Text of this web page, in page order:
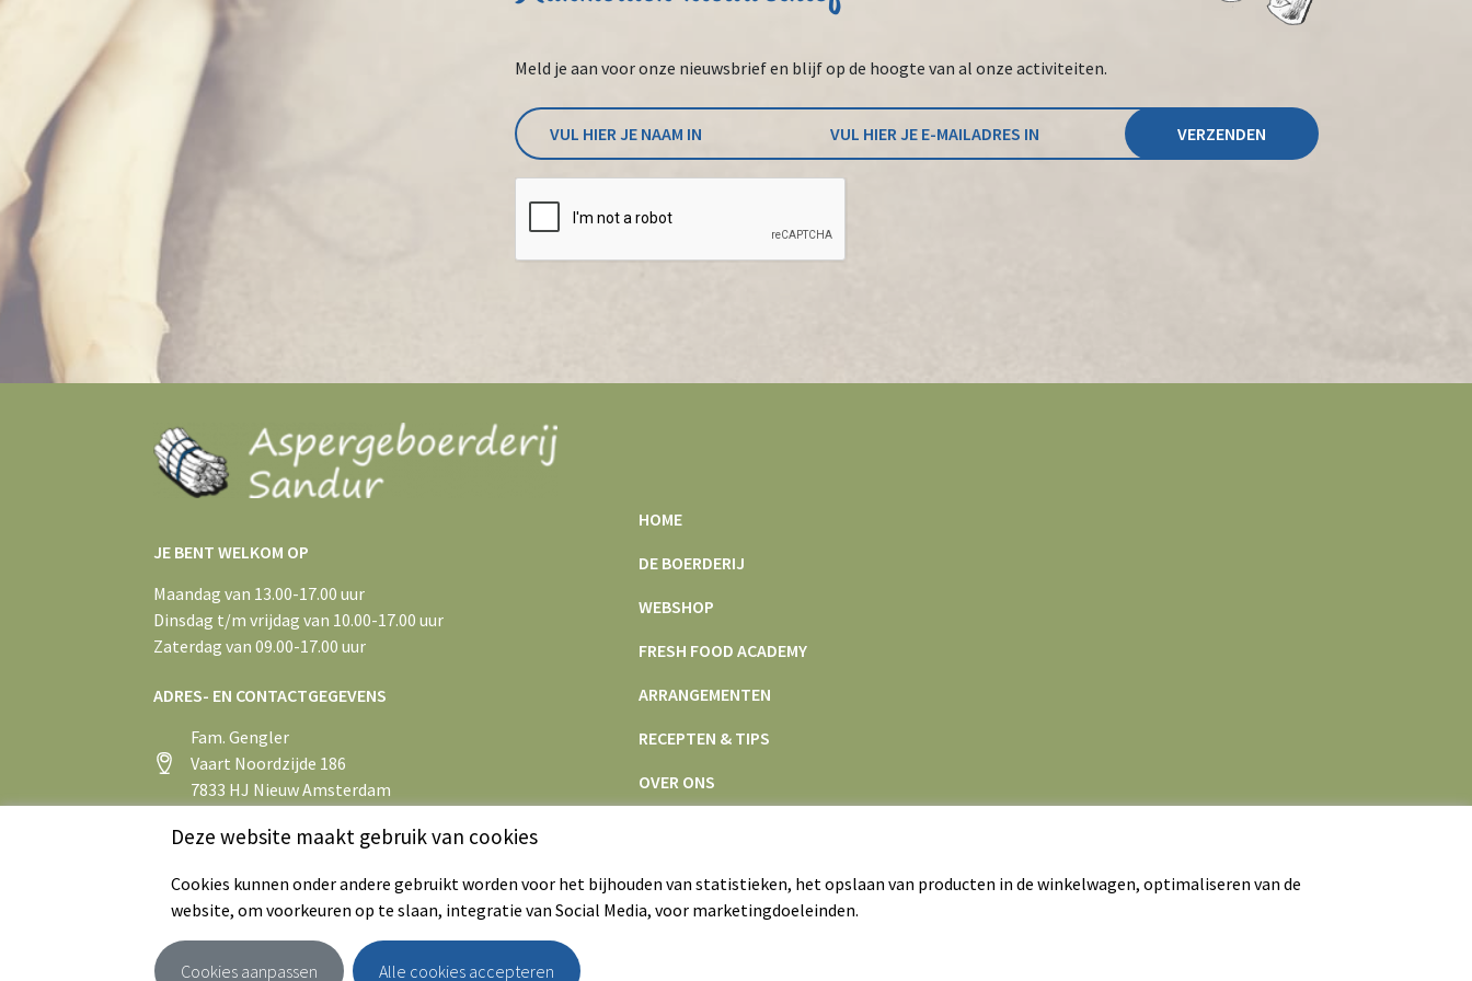
Meld je aan voor onze nieuwsbrief en blijf op de hoogte van al onze activiteiten.
JE BENT WELKOM OP
Maandag van 13.00-17.00 uur
Dinsdag t/m vrijdag van 10.00-17.00 uur
Zaterdag van 09.00-17.00 uur
ADRES- EN CONTACTGEGEVENS
Fam. Gengler
Vaart Noordzijde 186
7833 HJ Nieuw Amsterdam
+31 (0)591 55 43 75
HOME
DE BOERDERIJ
WEBSHOP
FRESH FOOD ACADEMY
ARRANGEMENTEN
RECEPTEN & TIPS
OVER ONS
Deze website maakt gebruik van cookies
Cookies kunnen onder andere gebruikt worden voor het bijhouden van statistieken, het opslaan van producten in de winkelwagen, optimaliseren van de
website, om voorkeuren op te slaan, integratie van Social Media, voor marketingdoeleinden.
Cookies aanpassen Alle cookies accepteren